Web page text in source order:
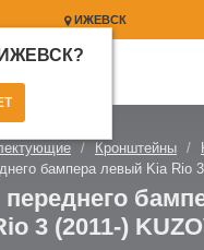
ИЖЕВСК
ИЖЕВСК?
Кронштейны
бампера левый Kia Rio
3 (2011-)